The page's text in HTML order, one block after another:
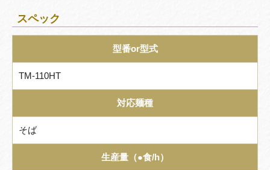
スペック
型番or型式
TM-110HT
対応麺種
そば
生産量（●食/h）